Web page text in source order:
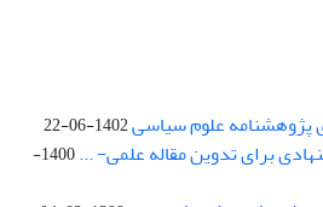
پژوهشنامه علوم سیاسی1402-06-22
برای تدوین مقاله علمی- ...
1400-